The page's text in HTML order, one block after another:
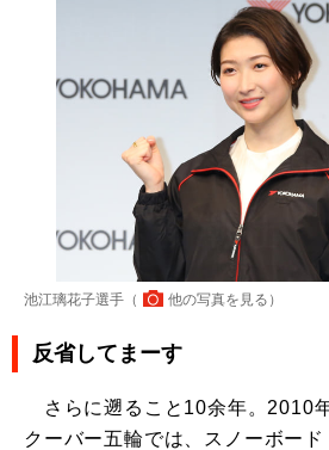
池江璃花子選手（ 他の写真を見る ）
反省してまーす
さらに遡ること10余年。2010
クーバー五輪では、スノーボード